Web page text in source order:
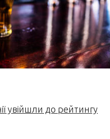
увійшли до рейтингу